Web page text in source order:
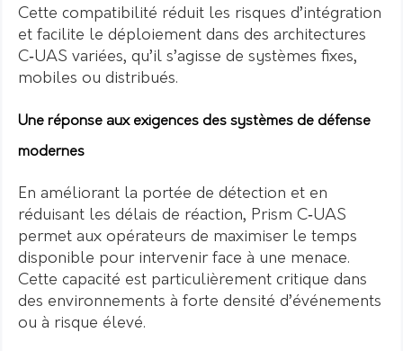
Cette compatibilité réduit les risques d’intégration
et facilite le déploiement dans des architectures
C‑UAS variées, qu’il s’agisse de systèmes fixes,
mobiles ou distribués.
Une réponse aux exigences des systèmes de défense
modernes
En améliorant la portée de détection et en
réduisant les délais de réaction, Prism C‑UAS
permet aux opérateurs de maximiser le temps
disponible pour intervenir face à une menace.
Cette capacité est particulièrement critique dans
des environnements à forte densité d’événements
ou à risque élevé.